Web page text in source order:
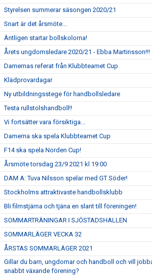
Styrelsen summerar säsongen 2020/21
Snart är det årsmöte...
Äntligen startar bollskolorna!
Årets ungdomsledare 2020/21 - Ebba Martinsson!!!
Damernas referat från Klubbteamet Cup
Klädprovardagar
Ny utbildningsstege för handbollsledare
Testa rullstolshandboll!!
Vi fortsätter vara försiktiga...
Damerna ska spela Klubbteamet Cup
F14 ska spela Norden Cup!
Årsmöte torsdag 23/9 2021 kl 19:00
DAM A: Tuva Nilsson spelar med GT Söder!
Stockholms attraktivaste handbollsklubb
Bli filmstjärna och tjäna en slant till föreningen!
SOMMARTRÄNINGAR I SJÖSTADSHALLEN
SOMMARLÄGER VECKA 32
ÅRSTAS SOMMARLÄGER 2021
Gillar du barn, ungdomar och handboll och vill
snabbt växande förening?